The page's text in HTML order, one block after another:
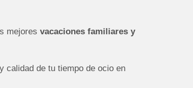
mejoresvacaciones familiares y
calidad de tu tiempo de ocio en